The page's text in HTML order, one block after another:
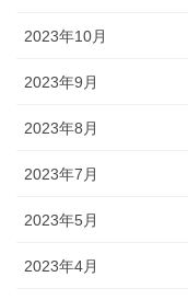
2023年10月
2023年9月
2023年8月
2023年7月
2023年5月
2023年4月